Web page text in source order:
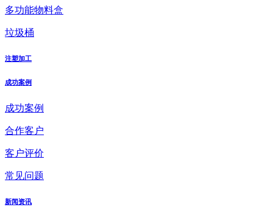
多功能物料盒
垃圾桶
注塑加工
成功案例
成功案例
合作客户
客户评价
常见问题
新闻资讯